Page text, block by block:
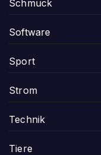
Schmuck
Software
Sport
Strom
Technik
Tiere